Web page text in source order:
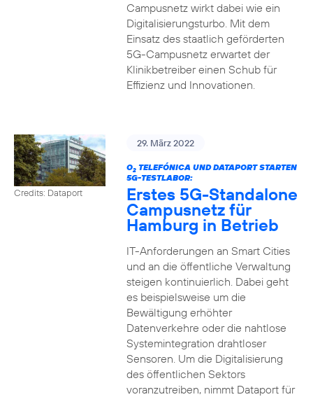
Campusnetz wirkt dabei wie ein
Digitalisierungsturbo. Mit dem
Einsatz des staatlich geförderten
5G-Campusnetz erwartet der
Klinikbetreiber einen Schub für
Effizienz und Innovationen.
Credits: Dataport
29. März 2022
O2TELEFÓNICA UND DATAPORT STARTEN
5G-TESTLABOR:
Erstes 5G-Standalone
Campusnetz für
Hamburg in Betrieb
IT-Anforderungen an Smart Cities
und an die öffentliche Verwaltung
steigen kontinuierlich. Dabei geht
es beispielsweise um die
Bewältigung erhöhter
Datenverkehre oder die nahtlose
Systemintegration drahtloser
Sensoren. Um die Digitalisierung
des öffentlichen Sektors
voranzutreiben, nimmt Dataport für